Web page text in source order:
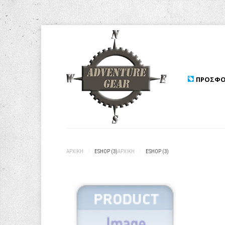
ΑΡΧΙΚΉ ESHOP (3)ΑΡΧΙΚΉ ESHOP (3)